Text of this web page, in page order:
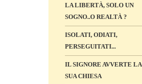
LA LIBERTÀ, SOLO UN
SOGNO..O REALTÀ ?
ISOLATI, ODIATI,
PERSEGUITATI...
IL SIGNORE AVVERTE LA
SUA CHIESA